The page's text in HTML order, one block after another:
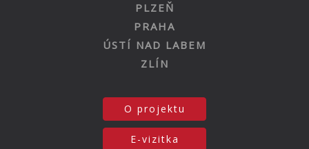
PLZEŇ
PRAHA
ÚSTÍ NAD LABEM
ZLÍN
O projektu
E-vizitka